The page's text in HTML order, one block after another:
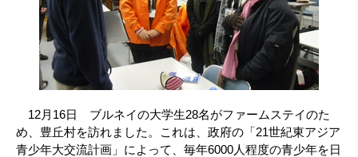
12月16日 ブルネイの大学生28名がファームステイのた
め、豊丘村を訪れました。これは、政府の「21世紀東アジア
青少年大交流計画」によって、毎年6000人程度の青少年を日